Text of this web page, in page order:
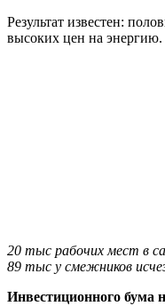
Результат известен:
высоких цен на энергию.
20 тыс рабочих мест в
89 тыс у смежников
Инвестиционного бума